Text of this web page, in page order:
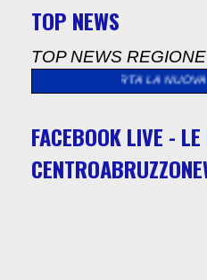
TOP NEWS
TOP NEWS
APERTA LA NUOVA ROTATORIA
FACEBOOK LIVE -